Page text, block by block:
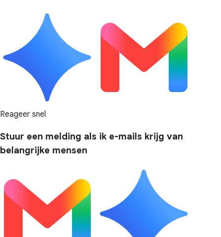
Reageer snel
Stuur een melding als ik e-mails krijg van
belangrijke mensen